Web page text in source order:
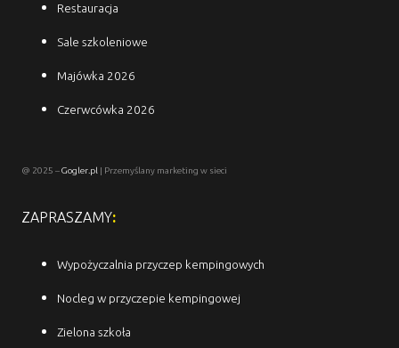
Restauracja
Sale szkoleniowe
Majówka 2026
Czerwcówka 2026
@ 2025 –Gogler.pl | Przemyślany marketing w sieci
ZAPRASZAMY:
Wypożyczalnia przyczep kempingowych
Nocleg w przyczepie kempingowej
Zielona szkoła